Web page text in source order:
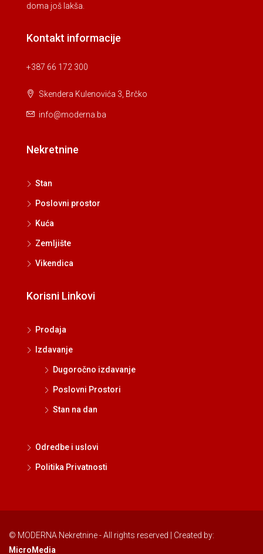
doma još lakša.
Kontakt informacije
+387 66 172 300
Skendera Kulenovića 3, Brčko
info@moderna.ba
Nekretnine
Stan
Poslovni prostor
Kuća
Zemljište
Vikendica
Korisni Linkovi
Prodaja
Izdavanje
Dugoročno izdavanje
Poslovni Prostori
Stan na dan
Odredbe i uslovi
Politika Privatnosti
© MODERNA Nekretnine - All rights reserved | Created by:
MicroMedia